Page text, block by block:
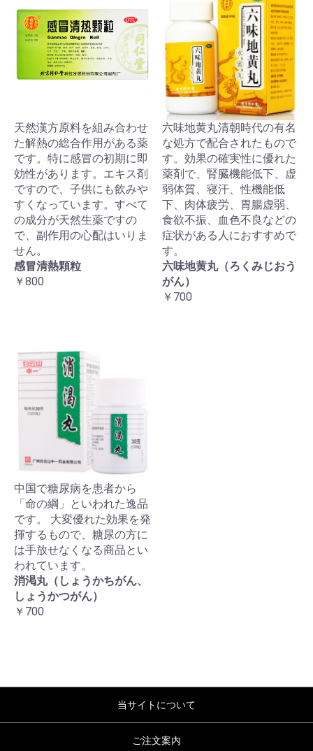
天然漢方原料を組み合わせ
た解熱の総合作用がある薬
です。特に感冒の初期に即
効性があります。エキス剤
ですので、子供にも飲みや
すくなっています。すべて
の成分が天然生薬ですの
で、副作用の心配はいりま
せん。
感冒清熱顆粒
￥800
六味地黄丸清朝時代の有名
な処方で配合されたもので
す。効果の確実性に優れた
薬剤で、腎臓機能低下、虚
弱体質、寝汗、性機能低
下、肉体疲労、胃腸虚弱、
食欲不振、血色不良などの
症状がある人におすすめで
す。
六味地黄丸（ろくみじおう
がん）
￥700
中国で糖尿病を患者から
「命の綱」といわれた逸品
です。 大変優れた効果を発
揮するもので、糖尿の方に
は手放せなくなる商品とい
われています。
消渇丸（しょうかちがん、
しょうかつがん）
￥700
当サイトについて
ご注文案内